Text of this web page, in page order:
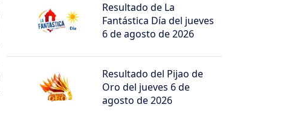
Resultado de La
Fantástica Día del jueves
6 de agosto de 2026
Resultado del Pijao de
Oro del jueves 6 de
agosto de 2026